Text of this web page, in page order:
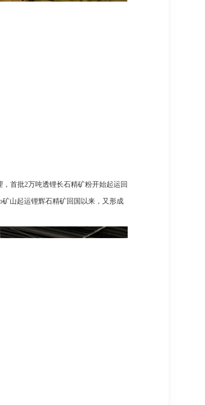
首批2万吨透锂长石精矿粉开始起运回
矿山起运锂辉石精矿回国以来，又形成